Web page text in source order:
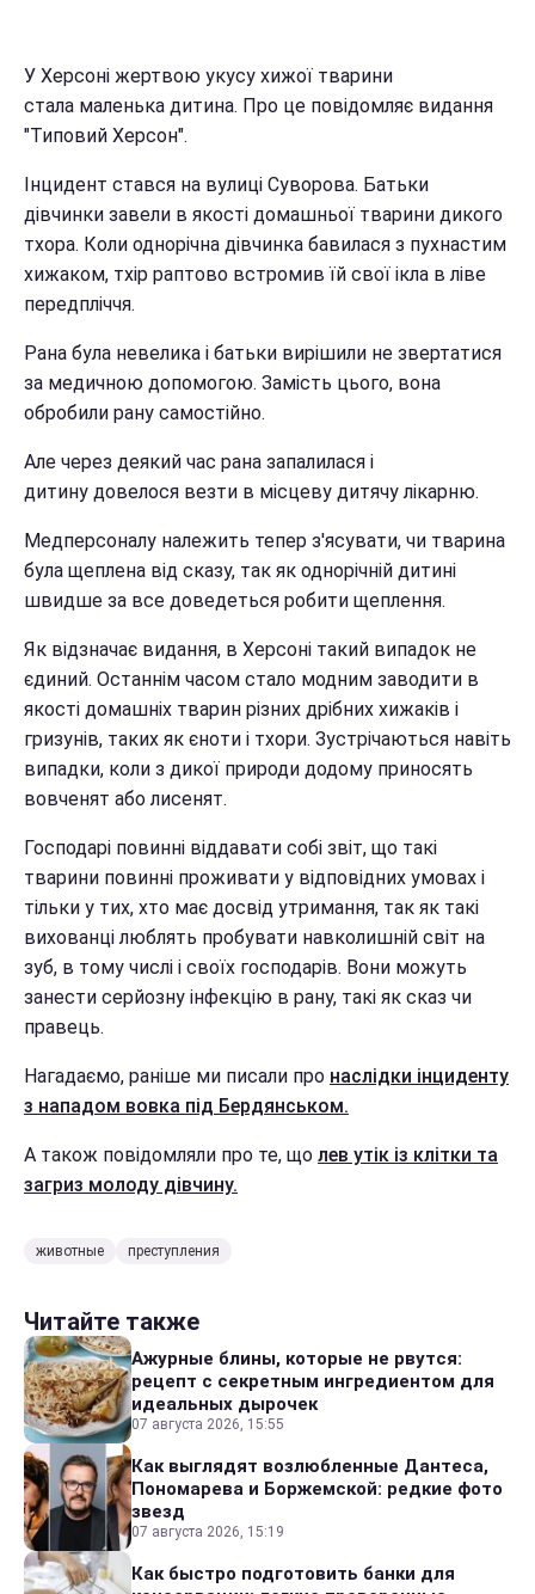
У Херсоні жертвою укусу хижої тварини
стала маленька дитина. Про це повідомляє видання
"Типовий Херсон".
Інцидент стався на вулиці Суворова. Батьки
дівчинки завели в якості домашньої тварини дикого
тхора. Коли однорічна дівчинка бавилася з пухнастим
хижаком, тхір раптово встромив їй свої ікла в ліве
передпліччя.
Рана була невелика і батьки вирішили не звертатися
за медичною допомогою. Замість цього, вона
обробили рану самостійно.
Але через деякий час рана запалилася і
дитину довелося везти в місцеву дитячу лікарню.
Медперсоналу належить тепер з'ясувати, чи тварина
була щеплена від сказу, так як однорічній дитині
швидше за все доведеться робити щеплення.
Як відзначає видання, в Херсоні такий випадок не
єдиний. Останнім часом стало модним заводити в
якості домашніх тварин різних дрібних хижаків і
гризунів, таких як єноти і тхори. Зустрічаються навіть
випадки, коли з дикої природи додому приносять
вовченят або лисенят.
Господарі повинні віддавати собі звіт, що такі
тварини повинні проживати у відповідних умовах і
тільки у тих, хто має досвід утримання, так як такі
вихованці люблять пробувати навколишній світ на
зуб, в тому числі і своїх господарів. Вони можуть
занести серйозну інфекцію в рану, такі як сказ чи
правець.
Нагадаємо, раніше ми писали про наслідки інциденту
з нападом вовка під Бердянськом.
А також повідомляли про те, що лев утік із клітки та
загриз молоду дівчину.
животные преступления
Читайте также
Ажурные блины, которые не рвутся:
рецепт с секретным ингредиентом для
идеальных дырочек
07 августа 2026, 15:55
Как выглядят возлюбленные Дантеса,
Пономарева и Боржемской: редкие фото
звезд
07 августа 2026, 15:19
Как быстро подготовить банки для